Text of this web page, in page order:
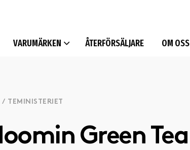
VARUMÄRKEN ÅTERFÖRSÄLJARE OM OSS
/ TEMINISTERIET
Green Tea